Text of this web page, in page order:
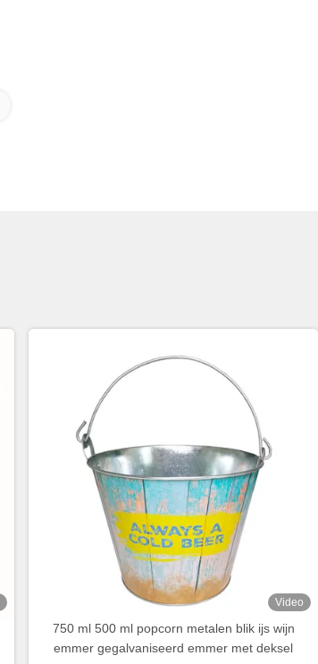
Video
750 ml 500 ml popcorn metalen blik ijs wijn
emmer gegalvaniseerd emmer met deksel